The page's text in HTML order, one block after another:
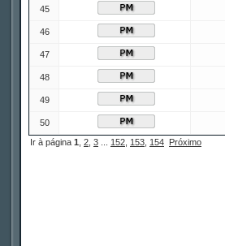
45
46
47
48
49
50
Ir à página 1 2 3 152 153 154 Próximo